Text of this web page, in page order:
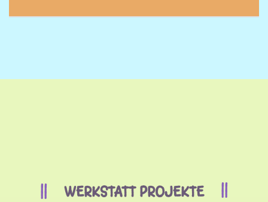
WERKSTATT PROJEKTE